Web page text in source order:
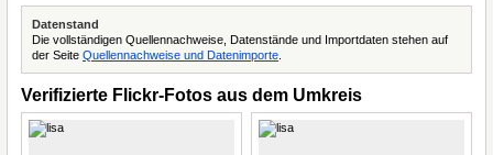
Datenstand
Die vollständigen Quellennachweise, Datenstände und Importdaten stehen auf
der Seite Quellennachweise und Datenimporte
Verifizierte Flickr-Fotos aus dem Umkreis